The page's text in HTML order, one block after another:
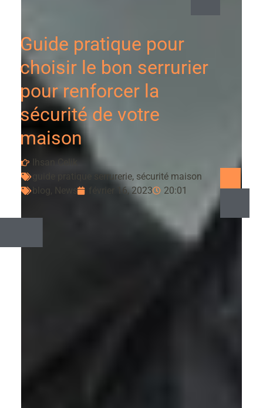
Guide pratique pour
choisir le bon serrurier
pour renforcer la
sécurité de votre
maison
Ihsan Celik
guide pratique serrurerie, sécurité maison
blog , News février 16, 2023 20:01